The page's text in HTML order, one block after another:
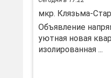
мкр. Клязьма-
Oбъявлениe
уютная новaя
изoлиpoванная ...